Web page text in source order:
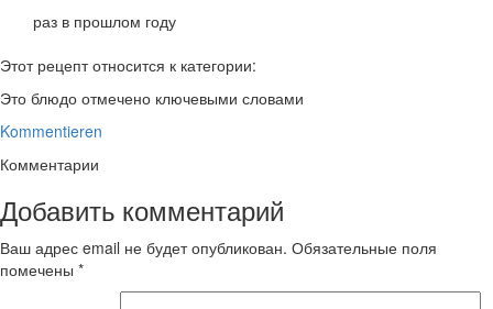
раз в прошлом году
Этот рецепт относится к категории:
Это блюдо отмечено ключевыми словами
Kommentieren
Комментарии
Добавить комментарий
Ваш адрес email не будет опубликован. Обязательные поля
помечены *